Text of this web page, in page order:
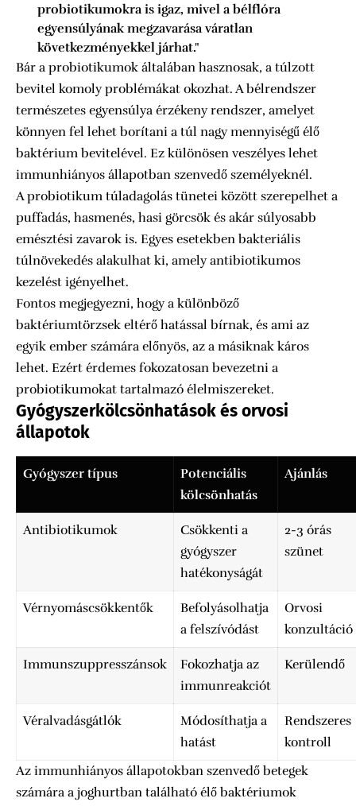
probiotikumokra is igaz, mivel a bélflóra
egyensúlyának megzavarása váratlan
következményekkel járhat."
Bár a probiotikumok általában hasznosak, a túlzott
bevitel komoly problémákat okozhat. A bélrendszer
természetes egyensúlya érzékeny rendszer, amelyet
könnyen fel lehet borítani a túl nagy mennyiségű élő
baktérium bevitelével. Ez különösen veszélyes lehet
immunhiányos állapotban szenvedő személyeknél.
A probiotikum túladagolás tünetei között szerepelhet a
puffadás, hasmenés, hasi görcsök és akár súlyosabb
emésztési zavarok is. Egyes esetekben bakteriális
túlnövekedés alakulhat ki, amely antibiotikumos
kezelést igényelhet.
Fontos megjegyezni, hogy a különböző
baktériumtörzsek eltérő hatással bírnak, és ami az
egyik ember számára előnyös, az a másiknak káros
lehet. Ezért érdemes fokozatosan bevezetni a
probiotikumokat tartalmazó élelmiszereket.
Gyógyszerkölcsönhatások és orvosi
állapotok
Gyógyszer típus
Potenciális
kölcsönhatás
Ajánlás
Antibiotikumok
Csökkenti a
gyógyszer
hatékonyságát
2-3 órás
szünet
Vérnyomáscsökkentők
Befolyásolhatja
a felszívódást
Orvosi
konzultáció
Immunszuppresszánsok
Fokozhatja az
immunreakciót
Kerülendő
Véralvadásgátlók
Módosíthatja a
hatást
Rendszeres
kontroll
Az immunhiányos állapotokban szenvedő betegek
számára a joghurtban található élő baktériumok